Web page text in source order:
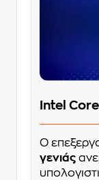
Intel
Ο
γενιάς